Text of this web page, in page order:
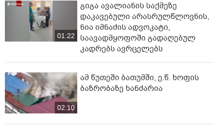
01:22
გიგა ავალიანის საქმეზე
დაკავებული არასრულწლოვნის,
ნია იმნაძის ადვოკატი,
საავადმყოფოში გადაღებულ
კადრებს ავრცელებს
02:10
ამ წუთეში ბათუმში, ე.წ. ხოფის
ბაზრობაზე ხანძარია